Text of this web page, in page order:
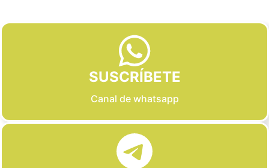
SUSCRÍBETE
Canal de whatsapp